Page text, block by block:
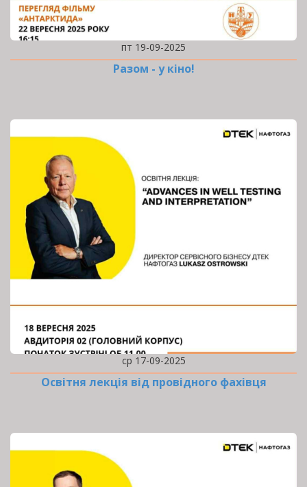
пт 19-09-2025
Разом - у кіно!
ср 17-09-2025
Освітня лекція від провідного фахівця